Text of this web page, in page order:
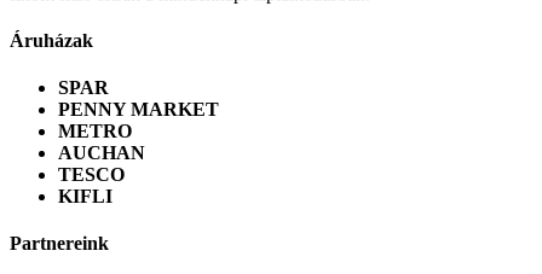
Áruházak
SPAR
PENNY MARKET
METRO
AUCHAN
TESCO
KIFLI
Partnereink